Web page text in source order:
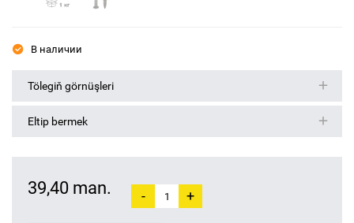
В наличии
Tölegiň görnüşleri
Eltip bermek
39,40 man. - +